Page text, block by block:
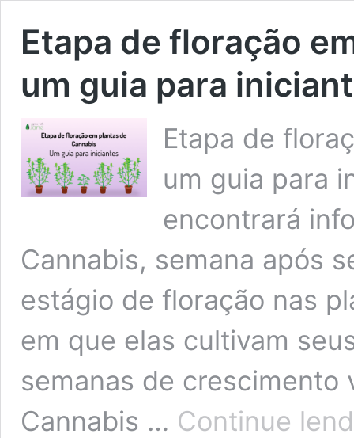
Etapa de floração
um guia para
Etapa de
um guia para
encontrará
Cannabis, semana após
estágio de floração nas
em que elas cultivam
semanas de
Cannabis … Continue